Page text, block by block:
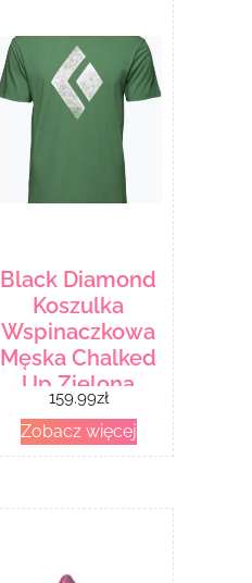
Black Diamond
Koszulka
Wspinaczkowa
Męska Chalked
Up Zielona
Apuo953050Lrg1
793661530084
159.99zł
Zobacz więcej